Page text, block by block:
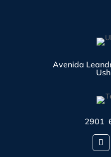
Avenida
2901